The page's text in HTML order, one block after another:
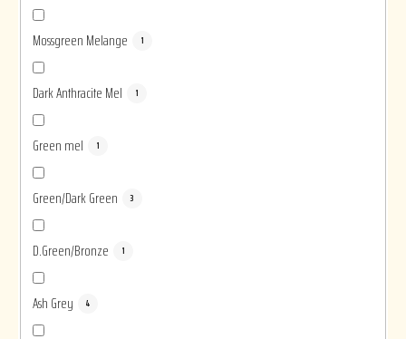
Mossgreen Melange 1
Dark Anthracite Mel 1
Green mel 1
Green/Dark Green 3
D.Green/Bronze 1
Ash Grey 4